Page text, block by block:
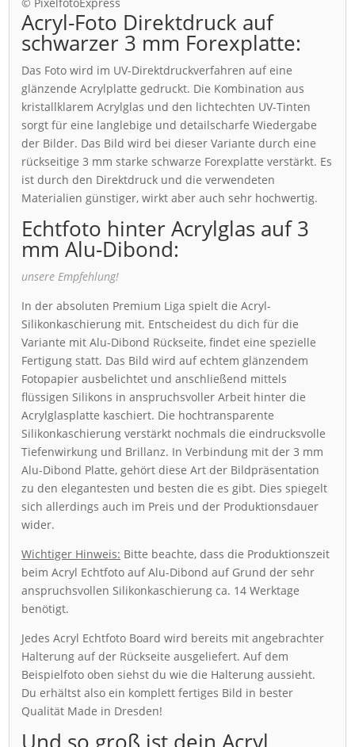
Acryl-Foto Direktdruck auf
schwarzer 3 mm Forexplatte:
Das Foto wird im UV-Direktdruckverfahren auf eine
glänzende Acrylplatte gedruckt. Die Kombination aus
kristallklarem Acrylglas und den lichtechten UV-Tinten
sorgt für eine langlebige und detailscharfe Wiedergabe
der Bilder. Das Bild wird bei dieser Variante durch eine
rückseitige 3 mm starke schwarze Forexplatte verstärkt. Es
ist durch den Direktdruck und die verwendeten
Materialien günstiger, wirkt aber auch sehr hochwertig.
Echtfoto hinter Acrylglas auf 3
mm Alu-Dibond:
unsere Empfehlung!
In der absoluten Premium Liga spielt die Acryl-
Silikonkaschierung mit. Entscheidest du dich für die
Variante mit Alu-Dibond Rückseite, findet eine spezielle
Fertigung statt. Das Bild wird auf echtem glänzendem
Fotopapier ausbelichtet und anschließend mittels
flüssigen Silikons in anspruchsvoller Arbeit hinter die
Acrylglasplatte kaschiert. Die hochtransparente
Silikonkaschierung verstärkt nochmals die eindrucksvolle
Tiefenwirkung und Brillanz. In Verbindung mit der 3 mm
Alu-Dibond Platte, gehört diese Art der Bildpräsentation
zu den elegantesten und besten die es gibt. Dies spiegelt
sich allerdings auch im Preis und der Produktionsdauer
wider.
Wichtiger Hinweis: Bitte beachte, dass die Produktionszeit
beim Acryl Echtfoto auf Alu-Dibond auf Grund der sehr
anspruchsvollen Silikonkaschierung ca. 14 Werktage
benötigt.
Jedes Acryl Echtfoto Board wird bereits mit angebrachter
Halterung auf der Rückseite ausgeliefert. Auf dem
Beispielfoto oben siehst du wie die Halterung aussieht.
Du erhältst also ein komplett fertiges Bild in bester
Qualität Made in Dresden!